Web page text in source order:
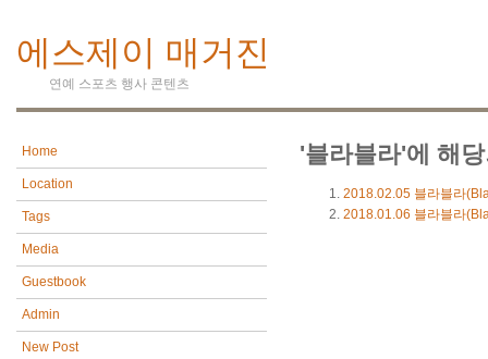
에스제이 매거진
연예 스포츠 행사 콘텐츠
Home
Location
Tags
Media
Guestbook
Admin
New Post
'블라블라'에 해
2018.02.05 블라블라
2018.01.06 블라블라